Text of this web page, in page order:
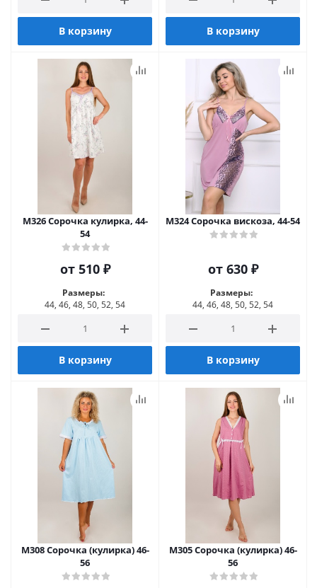
В корзину В корзину
М326 Сорочка кулирка, 44-
54
от 510 ₽
Размеры:
44, 46, 48, 50, 52, 54
В корзину
М324 Сорочка вискоза, 44-54
от 630 ₽
Размеры:
44, 46, 48, 50, 52, 54
В корзину
М308 Сорочка (кулирка) 46-
56
М305 Сорочка (кулирка) 46-
56